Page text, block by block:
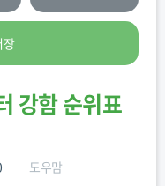
장
강함 순위표
도우맘